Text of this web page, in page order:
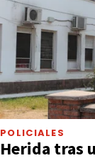
POLICIALES
Herida tras